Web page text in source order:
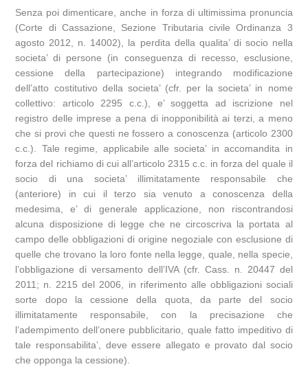
Senza poi dimenticare, anche in forza di ultimissima pronuncia
(Corte di Cassazione, Sezione Tributaria civile Ordinanza 3
agosto 2012, n. 14002), la perdita della qualita’ di socio nella
societa’ di persone (in conseguenza di recesso, esclusione,
cessione della partecipazione) integrando modificazione
dell’atto costitutivo della societa’ (cfr. per la societa’ in nome
collettivo: articolo 2295 c.c.), e’ soggetta ad iscrizione nel
registro delle imprese a pena di inopponibilità ai terzi, a meno
che si provi che questi ne fossero a conoscenza (articolo 2300
c.c.). Tale regime, applicabile alle societa’ in accomandita in
forza del richiamo di cui all’articolo 2315 c.c. in forza del quale il
socio di una societa’ illimitatamente responsabile che
(anteriore) in cui il terzo sia venuto a conoscenza della
medesima, e’ di generale applicazione, non riscontrandosi
alcuna disposizione di legge che ne circoscriva la portata al
campo delle obbligazioni di origine negoziale con esclusione di
quelle che trovano la loro fonte nella legge, quale, nella specie,
l’obbligazione di versamento dell’IVA (cfr. Cass. n. 20447 del
2011; n. 2215 del 2006, in riferimento alle obbligazioni sociali
sorte dopo la cessione della quota, da parte del socio
illimitatamente responsabile, con la precisazione che
l’adempimento dell’onere pubblicitario, quale fatto impeditivo di
tale responsabilita’, deve essere allegato e provato dal socio
che opponga la cessione).